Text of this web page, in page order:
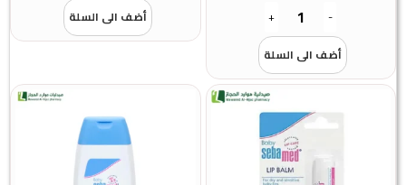
أضف الى السلة
أضف الى السلة